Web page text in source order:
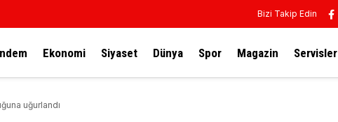
Bizi Takip Edin
Ekonomi Siyaset Dünya Spor Magazin Servisler
uğurlandı